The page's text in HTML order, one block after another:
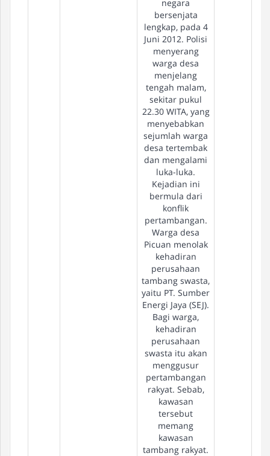
negara
bersenjata
lengkap, pada 4
Juni 2012. Polisi
menyerang
warga desa
menjelang
tengah malam,
sekitar pukul
22.30 WITA, yang
menyebabkan
sejumlah warga
desa tertembak
dan mengalami
luka-luka.
Kejadian ini
bermula dari
konflik
pertambangan.
Warga desa
Picuan menolak
kehadiran
perusahaan
tambang swasta,
yaitu PT. Sumber
Energi Jaya (SEJ).
Bagi warga,
kehadiran
perusahaan
swasta itu akan
menggusur
pertambangan
rakyat. Sebab,
kawasan
tersebut
memang
kawasan
tambang rakyat.